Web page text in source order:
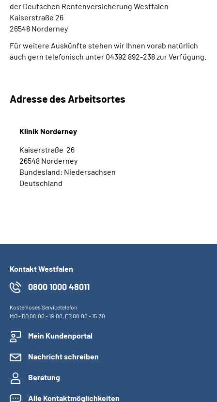
der Deutschen Rentenversicherung Westfalen
Kaiserstraße 26
26548 Norderney
Für weitere Auskünfte stehen wir Ihnen vorab natürlich
auch gern telefonisch unter 04392 892-238 zur Verfügung.
Adresse des Arbeitsortes
Klinik Norderney
Kaiserstraße 26
26548 Norderney
Bundesland: Niedersachsen
Deutschland
Kontakt Westfalen
0800 1000 48011
Kostenloses Servicetelefon
MO- DO08:00 - 19:00, FR08:00 - 15:30
Mein Kundenportal
Nachricht schreiben
Beratung
Alle Kontaktmöglichkeiten